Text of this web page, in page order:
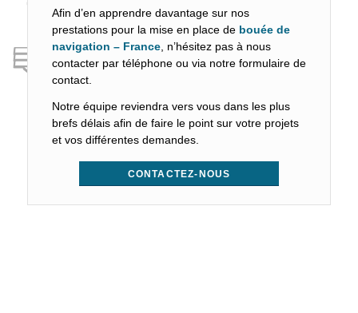
Afin d’en apprendre davantage sur nos
prestations pour la mise en place de bouée de
navigation – France, n’hésitez pas à nous
contacter par téléphone ou via notre formulaire de
contact.
Notre équipe reviendra vers vous dans les plus
brefs délais afin de faire le point sur votre projets
et vos différentes demandes.
CONTACTEZ-NOUS